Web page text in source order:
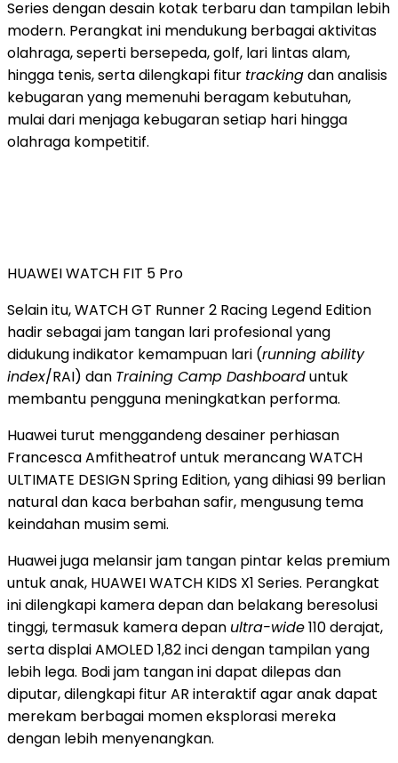
Series dengan desain kotak terbaru dan tampilan lebih
modern. Perangkat ini mendukung berbagai aktivitas
olahraga, seperti bersepeda, golf, lari lintas alam,
hingga tenis, serta dilengkapi fitur trackingdan analisis
kebugaran yang memenuhi beragam kebutuhan,
mulai dari menjaga kebugaran setiap hari hingga
olahraga kompetitif.
HUAWEI WATCH FIT 5 Pro
Selain itu, WATCH GT Runner 2 Racing Legend Edition
hadir sebagai jam tangan lari profesional yang
didukung indikator kemampuan lari (running ability
index/RAI) dan Training Camp Dashboarduntuk
membantu pengguna meningkatkan performa.
Huawei turut menggandeng desainer perhiasan
Francesca Amfitheatrof untuk merancang WATCH
ULTIMATE DESIGN Spring Edition, yang dihiasi 99 berlian
natural dan kaca berbahan safir, mengusung tema
keindahan musim semi.
Huawei juga melansir jam tangan pintar kelas premium
untuk anak, HUAWEI WATCH KIDS X1 Series. Perangkat
ini dilengkapi kamera depan dan belakang beresolusi
tinggi, termasuk kamera depan ultra-wide110 derajat,
serta displai AMOLED 1,82 inci dengan tampilan yang
lebih lega. Bodi jam tangan ini dapat dilepas dan
diputar, dilengkapi fitur AR interaktif agar anak dapat
merekam berbagai momen eksplorasi mereka
dengan lebih menyenangkan.